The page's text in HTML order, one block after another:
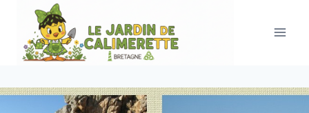
contenu